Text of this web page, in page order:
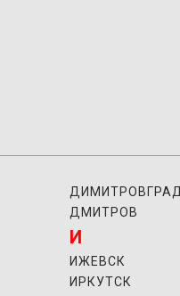
ДИМИТРОВГРАД
ДМИТРОВ
И
ИЖЕВСК
ИРКУТСК